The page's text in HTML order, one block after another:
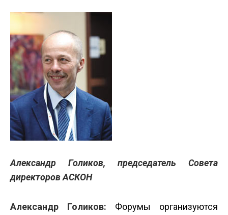
Александр Голиков, председатель Совета
директоров АСКОН
Александр Голиков: Форумы организуются